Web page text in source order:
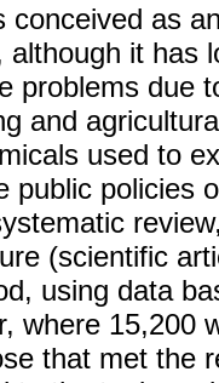
conceived as
although it has
problems due
and
used to
public policies
(scientific
using data
where 15,200
that met the